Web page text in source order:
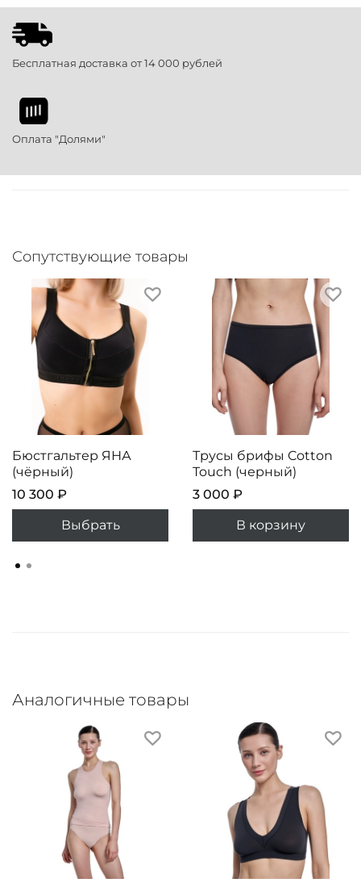
Бесплатная доставка от 14 000 рублей
Оплата "Долями"
Сопутствующие товары
Бюстгальтер ЯНА
(чëрный)
10 300 ₽
Выбрать
Трусы брифы Cotton
Touch (черный)
3 000 ₽
В корзину
Аналогичные товары